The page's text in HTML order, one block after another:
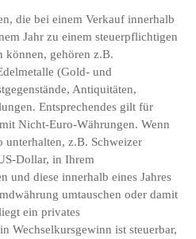
die bei einem Verkauf innerhalb
Jahr zu einem steuerpflichtigen
können, gehören z.B.
(Gold- und
Antiquitäten,
Entsprechendes gilt für
Nicht-Euro-Währungen. Wenn
unterhalten, z.B. Schweizer
Dollar, in Ihrem
und diese innerhalb eines Jahres
umtauschen oder damit
ein privates
Wechselkursgewinn ist steuerbar,